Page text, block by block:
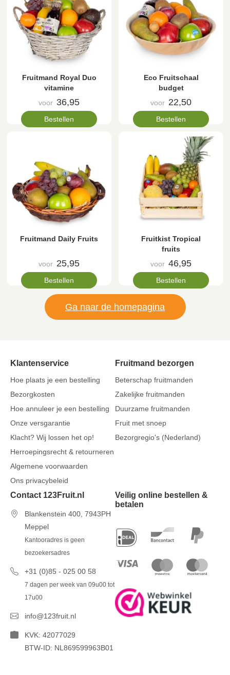
Fruitmand Royal Duo
vitamine
voor 36,95
Bestellen
Eco Fruitschaal
budget
voor 22,50
Bestellen
Fruitmand Daily Fruits
voor 25,95
Bestellen
Fruitkist Tropical
fruits
voor 46,95
Bestellen
Ga naar de homepagina
Klantenservice
Hoe plaats je een bestelling
Bezorgkosten
Hoe annuleer je een bestelling
Onze versgarantie
Klacht? Wij lossen het op!
Herroepingsrecht & retourneren
Algemene voorwaarden
Ons privacybeleid
Fruitmand bezorgen
Beterschap fruitmanden
Zakelijke fruitmanden
Duurzame fruitmanden
Fruit met snoep
Bezorgregio's (Nederland)
Contact 123Fruit.nl
Blankenstein 400, 7943PH
Meppel
Kantooradres is geen
bezoekersadres
+31 (0)85 - 025 00 58
7 dagen per week van 09u00 tot
17u00
info@123fruit.nl
KVK: 42077029
BTW-ID: NL869599963B01
Veilig online bestellen &
betalen